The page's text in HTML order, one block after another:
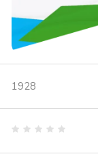
1928
en